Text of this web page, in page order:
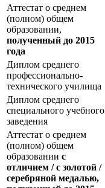
Аттестат о среднем
(полном) общем
образовании,
полученный до 2015
года
Диплом среднего
профессионально-
технического училища
Диплом среднего
специального учебного
заведения
Аттестат о среднем
(полном) общем
образовании с
отличием / с золотой /
серебряной медалью,